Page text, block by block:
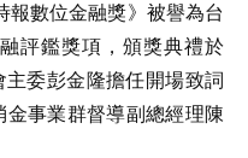
報數位金融獎》被譽為台
評鑑獎項，頒獎典禮於
委彭金隆擔任開場致詞
事業群督導副總經理陳